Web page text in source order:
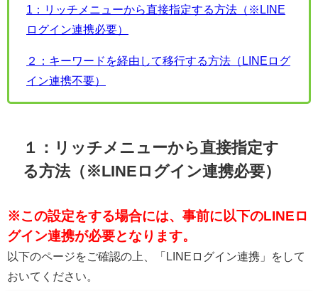
1：リッチメニューから直接指定する方法（※LINE
ログイン連携必要）
２：キーワードを経由して移行する方法（LINEログ
イン連携不要）
１：リッチメニューから直接指定す
る方法（※LINEログイン連携必要）
※この設定をする場合には、事前に以下のLINEロ
グイン連携が必要となります。
以下のページをご確認の上、「LINEログイン連携」をして
おいてください。